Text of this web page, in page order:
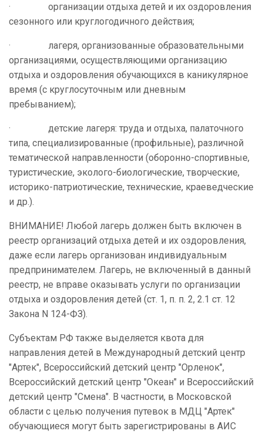
· организации отдыха детей и их оздоровления
сезонного или круглогодичного действия;
· лагеря, организованные образовательными
организациями, осуществляющими организацию
отдыха и оздоровления обучающихся в каникулярное
время (с круглосуточным или дневным
пребыванием);
· детские лагеря: труда и отдыха, палаточного
типа, специализированные (профильные), различной
тематической направленности (оборонно-спортивные,
туристические, эколого-биологические, творческие,
историко-патриотические, технические, краеведческие
и др.).
ВНИМАНИЕ! Любой лагерь должен быть включен в
реестр организаций отдыха детей и их оздоровления,
даже если лагерь организован индивидуальным
предпринимателем. Лагерь, не включенный в данный
реестр, не вправе оказывать услуги по организации
отдыха и оздоровления детей (ст. 1, п. п. 2, 2.1 ст. 12
Закона N 124-ФЗ).
Субъектам РФ также выделяется квота для
направления детей в Международный детский центр
"Артек", Всероссийский детский центр "Орленок",
Всероссийский детский центр "Океан" и Всероссийский
детский центр "Смена". В частности, в Московской
области с целью получения путевок в МДЦ "Артек"
обучающиеся могут быть зарегистрированы в АИС